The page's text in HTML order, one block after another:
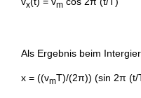
x m
Als Ergebnis beim
x = ((vmT)/(2π)) (sin 2π (t/